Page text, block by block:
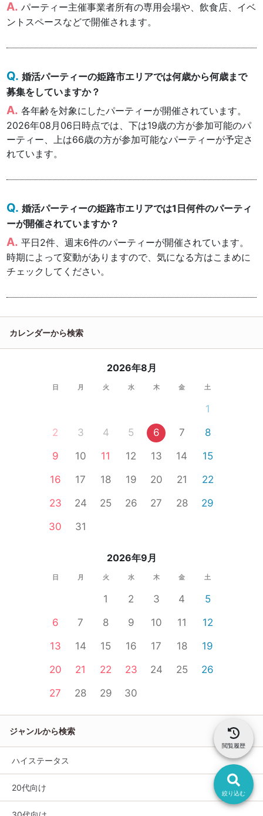
絞り込む
閲覧履歴
パーティー主催事業者所有の専用会場や、飲食店、イベ
ントスペースなどで開催されます。
婚活パーティーの姫路市エリアでは何歳から何歳まで
募集をしていますか？
各年齢を対象にしたパーティーが開催されています。
2026年08月06日時点では、下は19歳の方が参加可能のパ
ーティー、上は66歳の方が参加可能なパーティーが予定さ
れています。
婚活パーティーの姫路市エリアでは1日何件のパーティ
ーが開催されていますか？
平日2件、週末6件のパーティーが開催されています。
時期によって変動がありますので、気になる方はこまめに
チェックしてください。
カレンダーから検索
2026年8月
日 月 火 水 木 金 土
1
2
3 4 5 6 7
8
9
10 11 12 13 14
15
16
17 18 19 20 21
22
23
24 25 26 27 28
29
30
31
2026年9月
日 月 火 水 木 金 土
1 2 3 4
5
6
7 8 9 10 11
12
13
14 15 16 17 18
19
20
21 22 23 24 25
26
27
28 29 30
ジャンルから検索
ハイステータス
20代向け